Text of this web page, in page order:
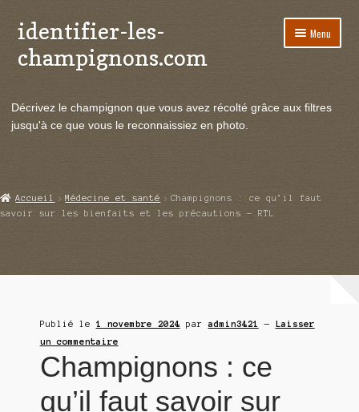
Aller
à
la
Aller
au
contenu
identifier-les-
champignons.com
Menu
le
Actualités
menu
Echanges et contacts
Ouvrir
Décrivez le champignon que vous avez récolté grâce aux filtres
jusqu'à ce que vous le reconnaissiez en photo.
Accueil Médecine et santé
Champignons : ce qu’il faut
savoir sur les bienfaits et les précautions – RTL
Publié le 1 novembre 2024 paradmin3421 — Laisser
un commentaire
Champignons : ce
qu’il faut savoir sur